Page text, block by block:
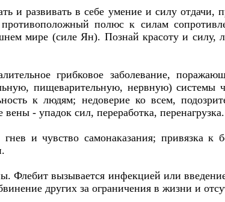
и развивать в себе умение и силу отдачи,
полюс к силам
мире (силе Ян). Познай красоту и силу,
грибковое заболевание,
пищеварительную, нервную) системы
к людям; недоверие ко всем,
- упадок сил, переработка, перенагрузка.
гнев и чувство самонаказания; привязка к
Флебит вызывается инфекцией или
других за ограничения в жизни и